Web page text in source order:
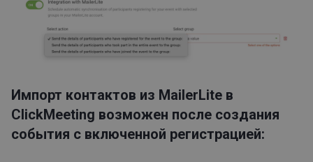
Импорт контактов из MailerLite в
ClickMeeting возможен после создания
события с включенной регистрацией: